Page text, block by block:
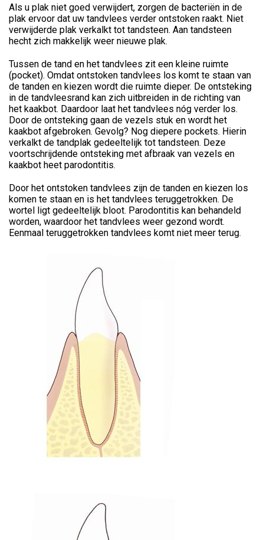
Als u plak niet goed verwijdert, zorgen de bacteriën in de
plak ervoor dat uw tandvlees verder ontstoken raakt. Niet
verwijderde plak verkalkt tot tandsteen. Aan tandsteen
hecht zich makkelijk weer nieuwe plak.
Tussen de tand en het tandvlees zit een kleine ruimte
(pocket). Omdat ontstoken tandvlees los komt te staan van
de tanden en kiezen wordt die ruimte dieper. De ontsteking
in de tandvleesrand kan zich uitbreiden in de richting van
het kaakbot. Daardoor laat het tandvlees nóg verder los.
Door de ontsteking gaan de vezels stuk en wordt het
kaakbot afgebroken. Gevolg? Nog diepere pockets. Hierin
verkalkt de tandplak gedeeltelijk tot tandsteen. Deze
voortschrijdende ontsteking met afbraak van vezels en
kaakbot heet parodontitis.
Door het ontstoken tandvlees zijn de tanden en kiezen los
komen te staan en is het tandvlees teruggetrokken. De
wortel ligt gedeeltelijk bloot. Parodontitis kan behandeld
worden, waardoor het tandvlees weer gezond wordt.
Eenmaal teruggetrokken tandvlees komt niet meer terug.